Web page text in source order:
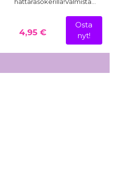
4,95 €
Osta
nyt!